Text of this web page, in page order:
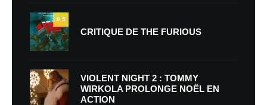
9.5
CRITIQUE DE THE FURIOUS
VIOLENT NIGHT 2 : TOMMY
WIRKOLA PROLONGE NOËL EN
ACTION